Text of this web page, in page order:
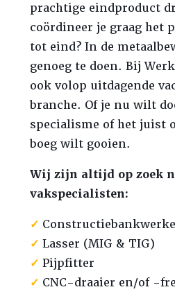
prachtige eindproduct
coördineer je graag het
tot eind? In de
genoeg te doen. Bij
ook volop uitdagende
branche. Of je nu wilt
specialisme of het juist
boeg wilt gooien.
Wij zijn altijd op zoek
vakspecialisten:
✓
✓ Lasser (MIG & TIG)
✓ Pijpfitter
✓ CNC-draaier en/of -